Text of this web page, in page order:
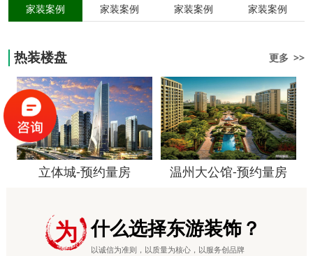
家装案例 家装案例 家装案例 家装案例
热装楼盘 更多 >>
立体城-预约量房 温州大公馆-预约量房
为 什么选择东游装饰？
以诚信为准则，以质量为核心，以服务创品牌